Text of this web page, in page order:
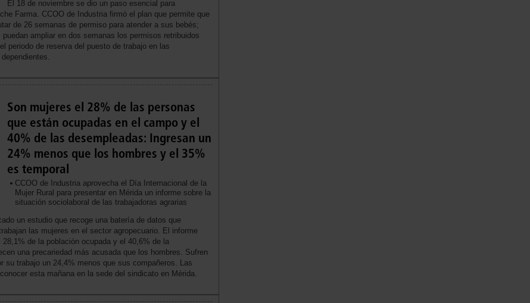
El 18 de noviembre se dio un paso esencial para
Farma. CCOO de Industria firmó el plan que permite que
de 26 semanas de permiso para atender a sus bebés;
ampliar en dos semanas los permisos retribuidos
periodo de reserva del puesto de trabajo en las
Son mujeres el 28% de las personas
que están ocupadas en el campo y el
40% de las desempleadas: Ingresan un
24% menos que los hombres y el 35%
es temporal
CCOO de Industria aprovecha el Día Internacional de la
Mujer Rural para presentar en Mérida un informe sobre la
situación sociolaboral de las trabajadoras agrarias
un estudio que recoge una batería de datos que
las mujeres en el sector agropecuario. El informe
de la población ocupada y el 40,6% de la
una precariedad más acusada que los hombres. Sufren
su trabajo un 24,4% menos que sus compañeros. Las
esta mañana en la sede del sindicato en Mérida.